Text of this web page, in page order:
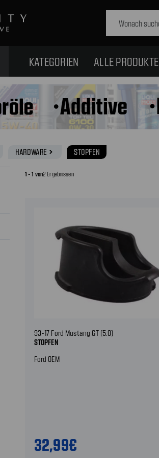
KATEGORIEN ALLE PRODUKTE
HARDWARE navigate_next STOPFEN
1 - 1 von2 Ergebnissen
93-17 Ford Mustang GT (5.0)
STOPFEN
Ford OEM
32,99€